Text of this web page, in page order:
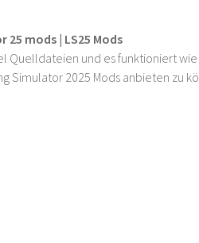
mods | LS25 Mods
Quelldateien und es funktioniert
Simulator 2025 Mods anbieten zu